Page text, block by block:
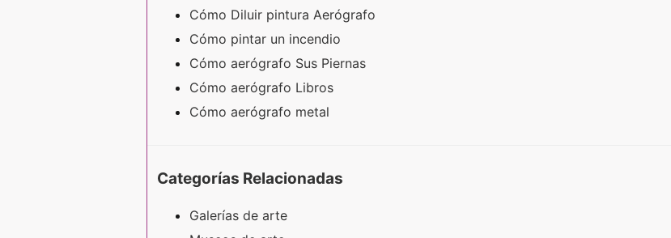
Cómo Diluir pintura Aerógrafo
Cómo pintar un incendio
Cómo aerógrafo Sus Piernas
Cómo aerógrafo Libros
Cómo aerógrafo metal
Categorías Relacionadas
Galerías de arte